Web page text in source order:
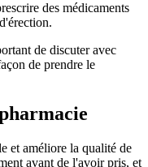
des médicaments
de discuter avec
de prendre le
et améliore la qualité de
avant de l'avoir pris, et